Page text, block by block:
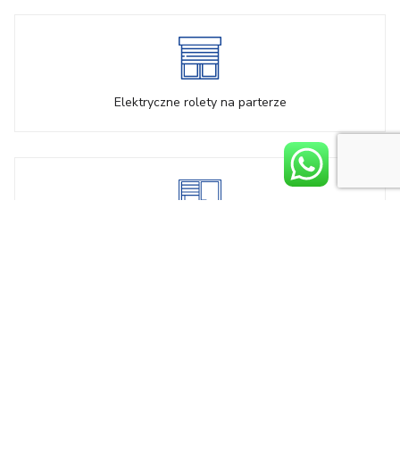
Elektryczne rolety na parterze